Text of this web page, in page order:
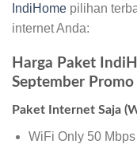
IndiHome pilihan
internet Anda:
Harga Paket
September
Paket Internet Saja
WiFi Only 50